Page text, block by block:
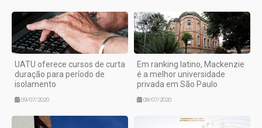
UATU oferece cursos de curta
duração para período de
isolamento
09/07/2020
Em ranking latino, Mackenzie
é a melhor universidade
privada em São Paulo
08/07/2020